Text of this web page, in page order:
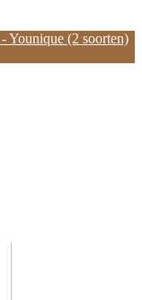
(2 soorten)